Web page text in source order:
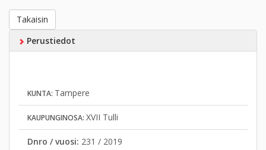
Takaisin
Perustiedot
KUNTA: Tampere
KAUPUNGINOSA: XVII Tulli
Dnro / vuosi: 231 / 2019